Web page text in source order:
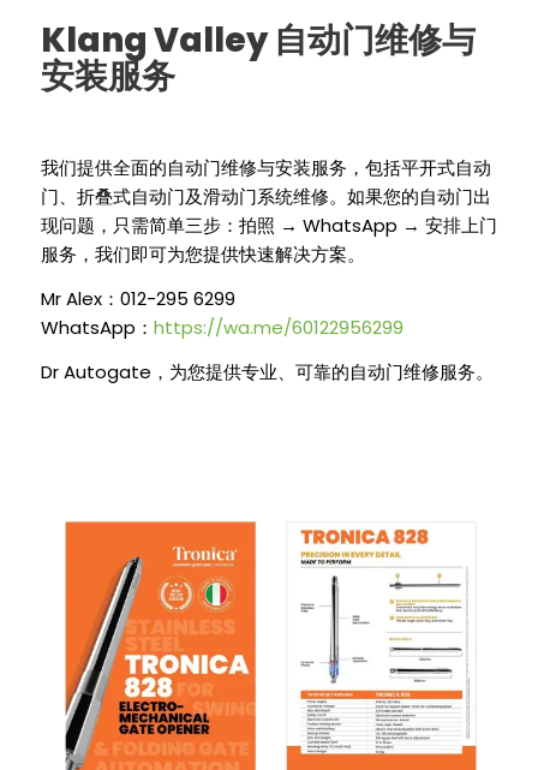
Klang Valley 自动门维修与
安装服务
我们提供全面的自动门维修与安装服务，包括平开式自动
门、折叠式自动门及滑动门系统维修。如果您的自动门出
现问题，只需简单三步：拍照 → WhatsApp → 安排上门
服务，我们即可为您提供快速解决方案。
Mr Alex： 012-295 6299
WhatsApp ： https://wa.me/60122956299
Dr Autogate ，为您提供专业、可靠的自动门维修服务。